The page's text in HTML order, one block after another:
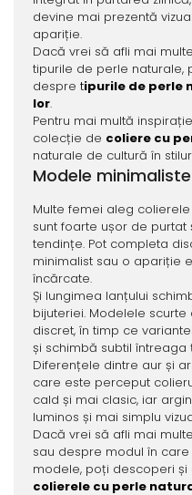
devine mai prezentă
apariție.
Dacă vrei să afli mai
tipurile de perle naturale,
despre tipurile de perle
lor.
Pentru mai multă
colecție de coliere cu
naturale de cultură în
Modele
Multe femei aleg
sunt foarte ușor de
tendințe. Pot completa
minimalist sau o apariție
încărcate.
Și lungimea lanțului
bijuteriei. Modelele
discret, în timp ce
și schimbă subtil întreaga
Diferențele dintre aur și
care este perceput
cald și mai clasic, iar
luminos și mai simplu
Dacă vrei să afli mai
sau despre modul în
modele, poți descoperi și
colierele cu perle